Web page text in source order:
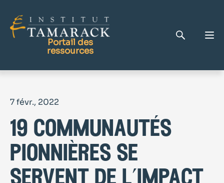
Portail des
ressources
Page d'accueil
Le Centre d'apprentissage
7 févr., 2022
19 communautés
pionnières se